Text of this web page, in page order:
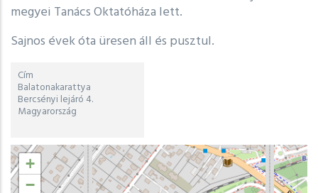
megyei Tanács Oktatóháza lett.
Sajnos évek óta üresen áll és pusztul.
Cím
Balatonakarattya
Bercsényi lejáró 4.
Magyarország
Hosszúsági
és
széleségi
+
−